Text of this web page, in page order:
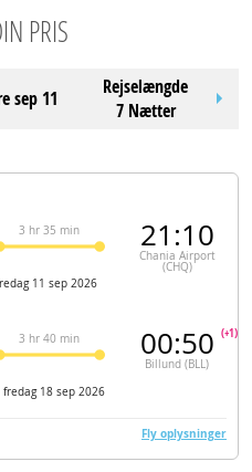
PRIS
sep 11
Rejselængde
7 Nætter
3 hr 35 min 21:10
Chania Airport
(CHQ)
11 sep 2026
3 hr 40 min 00:50
Billund (BLL)
(+1)
fredag 18 sep 2026
Fly oplysninger